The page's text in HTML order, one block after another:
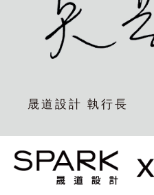
晟道設計 執行長